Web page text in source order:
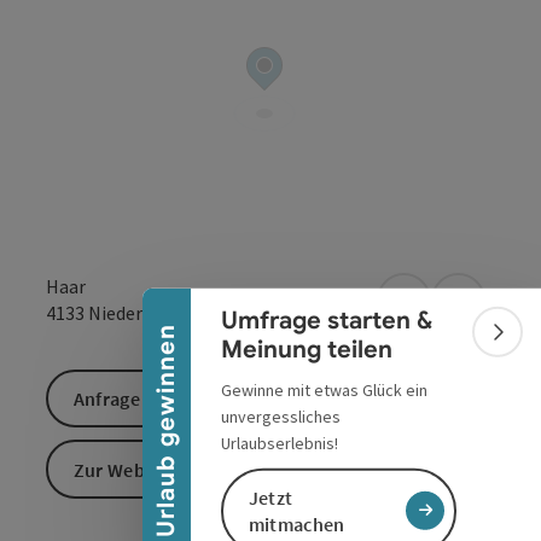
Urlaub gewinnen
Banner einklappen
Umfrage starten &
Meinung teilen
Gewinne mit etwas Glück ein
unvergessliches
Urlaubserlebnis!
Jetzt
mitmachen
Haar
4133 Niederkappel in Google
in
Anfrage senden
Zur Website